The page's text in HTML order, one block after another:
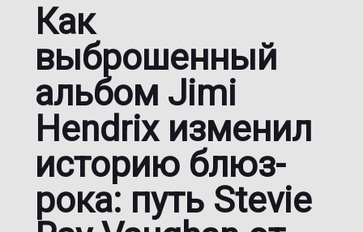
Как
выброшенный
альбом Jimi
Hendrix изменил
историю блюз-
рока: путь Stevie